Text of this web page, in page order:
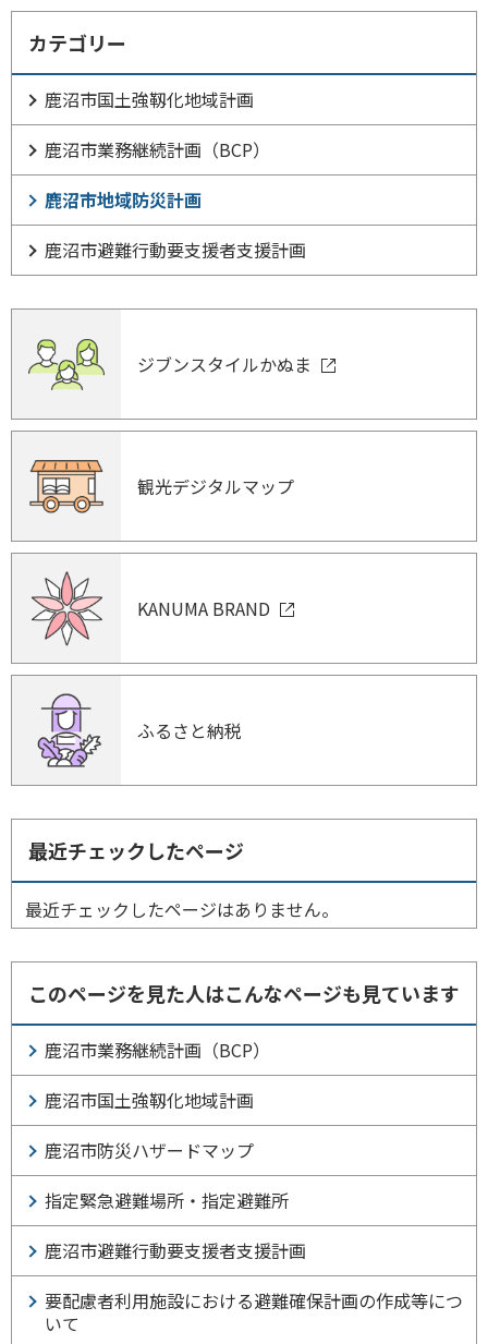
カテゴリー
鹿沼市国土強靱化地域計画
鹿沼市業務継続計画（BCP）
鹿沼市地域防災計画
鹿沼市避難行動要支援者支援計画
ジブンスタイルかぬま
観光デジタルマップ
KANUMA BRAND
ふるさと納税
最近チェックしたページ
最近チェックしたページはありません。
このページを見た人はこんなページも見ています
鹿沼市業務継続計画（BCP）
鹿沼市国土強靱化地域計画
鹿沼市防災ハザードマップ
指定緊急避難場所・指定避難所
鹿沼市避難行動要支援者支援計画
要配慮者利用施設における避難確保計画の作成等につ
いて